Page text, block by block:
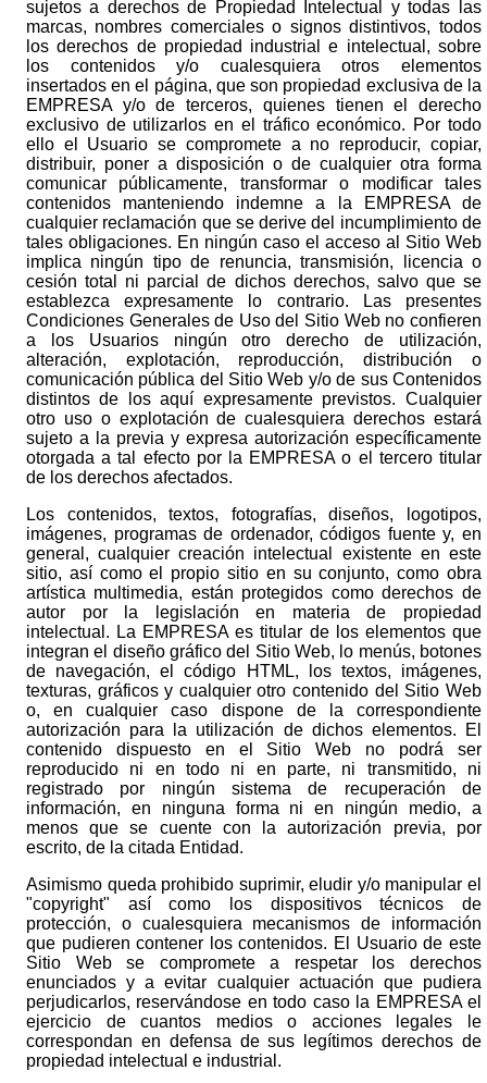
sujetos a derechos de Propiedad Intelectual y todas las
marcas, nombres comerciales o signos distintivos, todos
los derechos de propiedad industrial e intelectual, sobre
los contenidos y/o cualesquiera otros elementos
insertados en el página, que son propiedad exclusiva de la
EMPRESA y/o de terceros, quienes tienen el derecho
exclusivo de utilizarlos en el tráfico económico. Por todo
ello el Usuario se compromete a no reproducir, copiar,
distribuir, poner a disposición o de cualquier otra forma
comunicar públicamente, transformar o modificar tales
contenidos manteniendo indemne a la EMPRESA de
cualquier reclamación que se derive del incumplimiento de
tales obligaciones. En ningún caso el acceso al Sitio Web
implica ningún tipo de renuncia, transmisión, licencia o
cesión total ni parcial de dichos derechos, salvo que se
establezca expresamente lo contrario. Las presentes
Condiciones Generales de Uso del Sitio Web no confieren
a los Usuarios ningún otro derecho de utilización,
alteración, explotación, reproducción, distribución o
comunicación pública del Sitio Web y/o de sus Contenidos
distintos de los aquí expresamente previstos. Cualquier
otro uso o explotación de cualesquiera derechos estará
sujeto a la previa y expresa autorización específicamente
otorgada a tal efecto por la EMPRESA o el tercero titular
de los derechos afectados.
Los contenidos, textos, fotografías, diseños, logotipos,
imágenes, programas de ordenador, códigos fuente y, en
general, cualquier creación intelectual existente en este
sitio, así como el propio sitio en su conjunto, como obra
artística multimedia, están protegidos como derechos de
autor por la legislación en materia de propiedad
intelectual. La EMPRESA es titular de los elementos que
integran el diseño gráfico del Sitio Web, lo menús, botones
de navegación, el código HTML, los textos, imágenes,
texturas, gráficos y cualquier otro contenido del Sitio Web
o, en cualquier caso dispone de la correspondiente
autorización para la utilización de dichos elementos. El
contenido dispuesto en el Sitio Web no podrá ser
reproducido ni en todo ni en parte, ni transmitido, ni
registrado por ningún sistema de recuperación de
información, en ninguna forma ni en ningún medio, a
menos que se cuente con la autorización previa, por
escrito, de la citada Entidad.
Asimismo queda prohibido suprimir, eludir y/o manipular el
"copyright" así como los dispositivos técnicos de
protección, o cualesquiera mecanismos de información
que pudieren contener los contenidos. El Usuario de este
Sitio Web se compromete a respetar los derechos
enunciados y a evitar cualquier actuación que pudiera
perjudicarlos, reservándose en todo caso la EMPRESA el
ejercicio de cuantos medios o acciones legales le
correspondan en defensa de sus legítimos derechos de
propiedad intelectual e industrial.